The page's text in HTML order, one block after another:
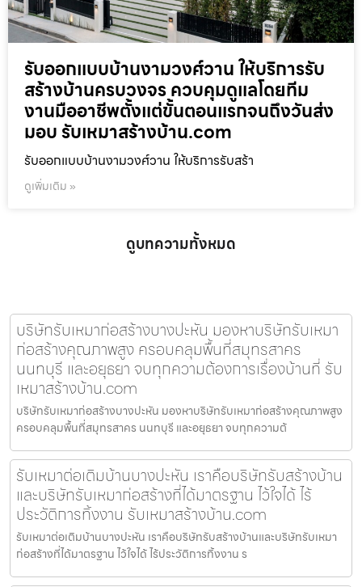
รับออกแบบบ้านงามวงศ์วาน ให้บริการรับ
สร้างบ้านครบวงจร ควบคุมดูแลโดยทีม
งานมืออาชีพตั้งแต่ขั้นตอนแรกจนถึงวันส่ง
มอบ รับเหมาสร้างบ้าน.com
รับออกแบบบ้านงามวงศ์วาน ให้บริการรับสร้า
ดูเพิ่มเติม »
ดูบทความทั้งหมด
บริษัทรับเหมาก่อสร้างบางปะหัน มองหาบริษัทรับเหมา
ก่อสร้างคุณภาพสูง ครอบคลุมพื้นที่สมุทรสาคร
นนทบุรี และอยุธยา จบทุกความต้องการเรื่องบ้านที่ รับ
เหมาสร้างบ้าน.com
บริษัทรับเหมาก่อสร้างบางปะหัน มองหาบริษัทรับเหมาก่อสร้างคุณภาพสูง
ครอบคลุมพื้นที่สมุทรสาคร นนทบุรี และอยุธยา จบทุกความต้
รับเหมาต่อเติมบ้านบางปะหัน เราคือบริษัทรับสร้างบ้าน
และบริษัทรับเหมาก่อสร้างที่ได้มาตรฐาน ไว้ใจได้ ไร้
ประวัติการทิ้งงาน รับเหมาสร้างบ้าน.com
รับเหมาต่อเติมบ้านบางปะหัน เราคือบริษัทรับสร้างบ้านและบริษัทรับเหมา
ก่อสร้างที่ได้มาตรฐาน ไว้ใจได้ ไร้ประวัติการทิ้งงาน ร